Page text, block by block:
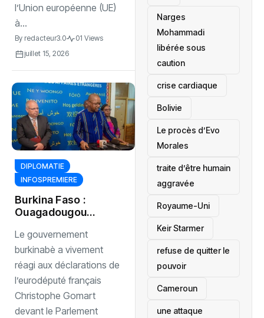
l’Union européenne (UE)
à...
By redacteur3.0
01 Views
juillet 15, 2026
DIPLOMATIE
INFOSPREMIERE
Burkina Faso :
Ouagadougou
propos de
Christophe
Gomart devant le
Parlement
européen
Le gouvernement
burkinabè a vivement
réagi aux déclarations de
l’eurodéputé français
Christophe Gomart
devant le Parlement
Narges
Mohammadi
libérée sous
caution
crise cardiaque
‎Bolivie
Le procès d’Evo
Morales
traite d’être humain
aggravée
‎Royaume-Uni
Keir Starmer
refuse de quitter le
pouvoir
‎Cameroun
une attaque